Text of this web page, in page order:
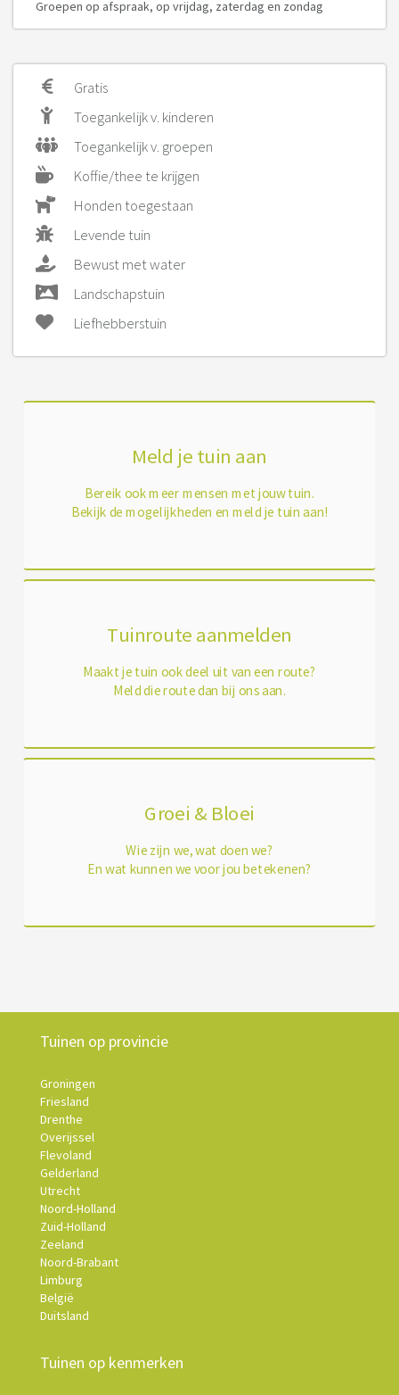
Groepen op afspraak, op vrijdag, zaterdag en zondag
Gratis
Toegankelijk v. kinderen
Toegankelijk v. groepen
Koffie/thee te krijgen
Honden toegestaan
Levende tuin
Bewust met water
Landschapstuin
Liefhebberstuin
Meld je tuin aan
Bereik ook meer mensen met jouw tuin.
Bekijk de mogelijkheden en meld je tuin aan!
Tuinroute aanmelden
Maakt je tuin ook deel uit van een route?
Meld die route dan bij ons aan.
Groei & Bloei
Wie zijn we, wat doen we?
En wat kunnen we voor jou betekenen?
Tuinen op provincie
Groningen
Friesland
Drenthe
Overijssel
Flevoland
Gelderland
Utrecht
Noord-Holland
Zuid-Holland
Zeeland
Noord-Brabant
Limburg
België
Duitsland
Tuinen op kenmerken